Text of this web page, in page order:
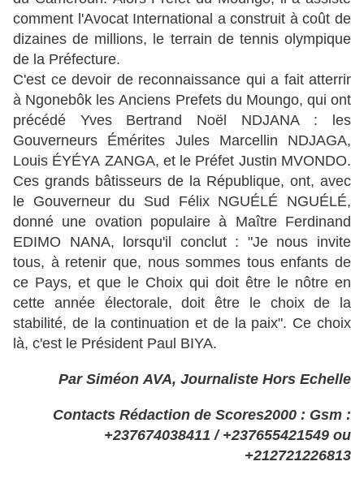
comment l'Avocat International a construit à coût de
dizaines de millions, le terrain de tennis olympique
de la Préfecture.
C'est ce devoir de reconnaissance qui a fait atterrir
à Ngonebôk les Anciens Prefets du Moungo, qui ont
précédé Yves Bertrand Noël NDJANA : les
Gouverneurs Émérites Jules Marcellin NDJAGA,
Louis ÉYÉYA ZANGA, et le Préfet Justin MVONDO.
Ces grands bâtisseurs de la République, ont, avec
le Gouverneur du Sud Félix NGUÉLÉ NGUÉLÉ,
donné une ovation populaire à Maître Ferdinand
EDIMO NANA, lorsqu'il conclut : "Je nous invite
tous, à retenir que, nous sommes tous enfants de
ce Pays, et que le Choix qui doit être le nôtre en
cette année électorale, doit être le choix de la
stabilité, de la continuation et de la paix". Ce choix
là, c'est le Président Paul BIYA.
Par Siméon AVA, Journaliste Hors Echelle
Contacts Rédaction de Scores2000 : Gsm :
+237674038411 / +237655421549 ou
+212721226813